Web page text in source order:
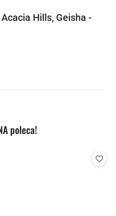
Hills, Geisha -
poleca!